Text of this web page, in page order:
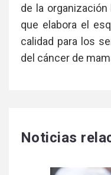
de la organización
que elabora el
calidad para los
del cáncer de
Noticias